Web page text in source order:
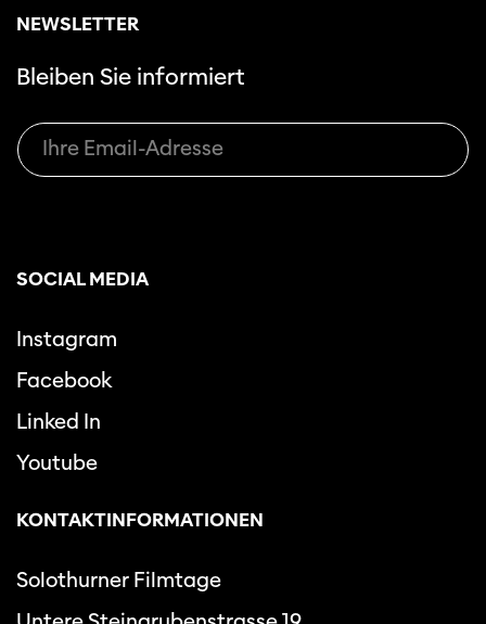
NEWSLETTER
Bleiben Sie informiert
SOCIAL MEDIA
Instagram
Facebook
Linked In
Youtube
KONTAKTINFORMATIONEN
Solothurner Filmtage